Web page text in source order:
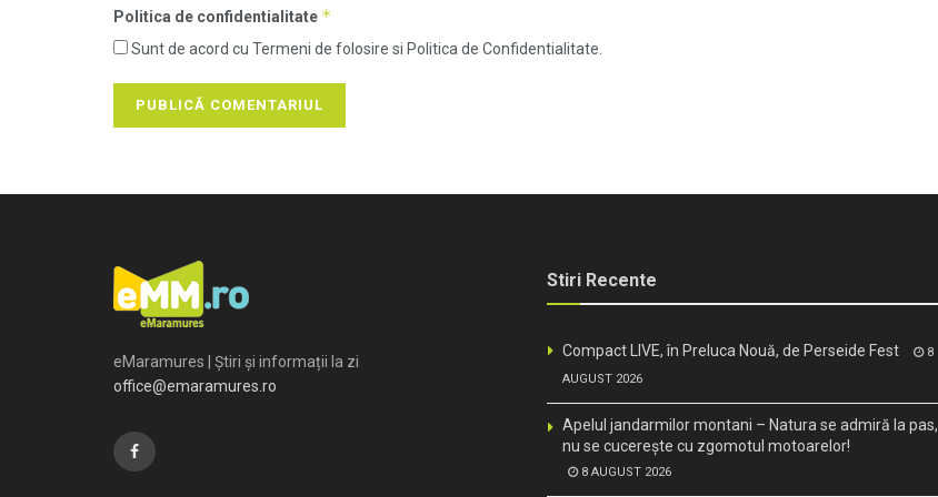
Politica de confidentialitate *
Sunt de acord cu Termeni de folosire si Politica de Confidentialitate.
eMaramures | Știri și informații la zi
office@emaramures.ro
Stiri Recente
Compact LIVE, în Preluca Nouă, de Perseide Fest
8
AUGUST 2026
Apelul jandarmilor montani – Natura se admiră la pas,
nu se cucerește cu zgomotul motoarelor!
8 AUGUST 2026